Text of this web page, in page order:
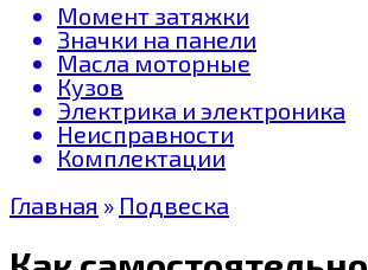
Момент затяжки
Значки на панели
Масла моторные
Кузов
Электрика и электроника
Неисправности
Комплектации
Главная » Подвеска